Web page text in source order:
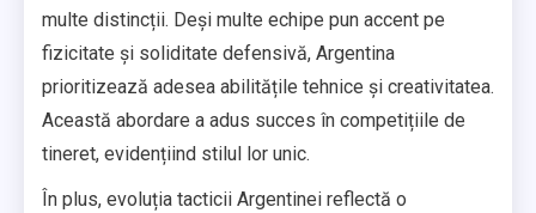
multe distincții. Deși multe echipe pun accent pe
fizicitate și soliditate defensivă, Argentina
prioritizează adesea abilitățile tehnice și creativitatea.
Această abordare a adus succes în competițiile de
tineret, evidențiind stilul lor unic.
În plus, evoluția tacticii Argentinei reflectă o